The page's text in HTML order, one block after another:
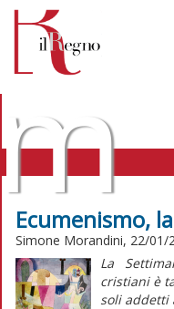
MORALIA TAG:
ECUMENICO
Ecumenismo,
Simone Morandini, 22/01/
La
cristiani è
soli addetti